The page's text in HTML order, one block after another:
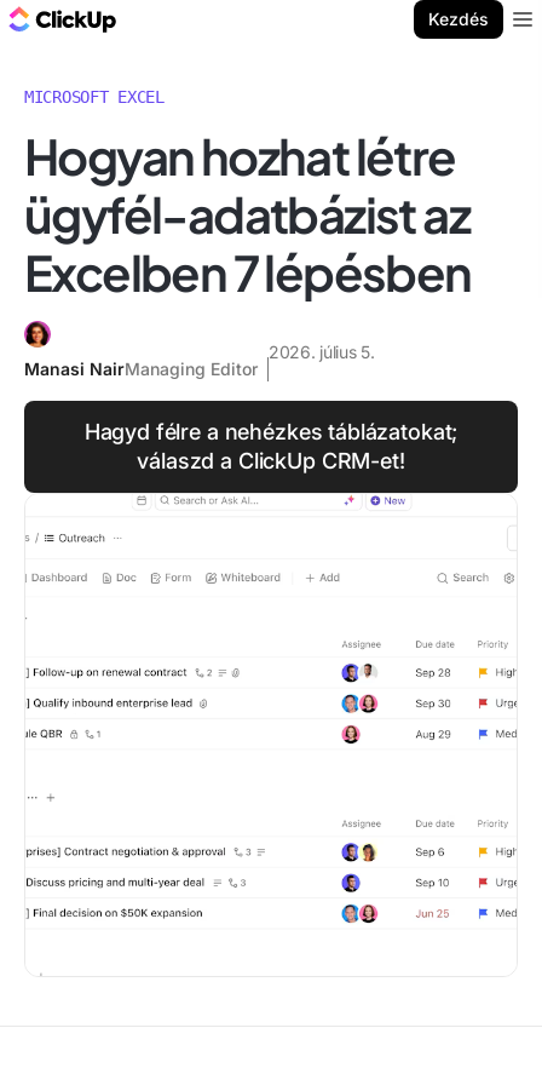
Kezdés
MICROSOFT EXCEL
Hogyan hozhat létre
ügyfél-adatbázist az
Excelben 7 lépésben
Manasi NairManaging Editor
2026. július 5.
Hagyd félre a nehézkes táblázatokat;
válaszd a ClickUp CRM-et!